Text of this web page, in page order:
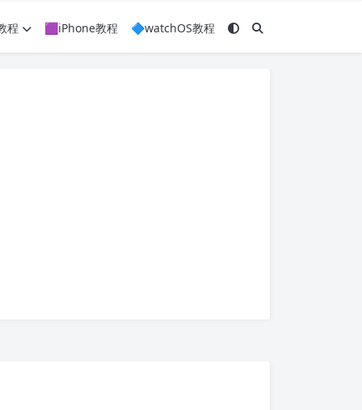
程 🟪iPhone教程 🔷watchOS教程